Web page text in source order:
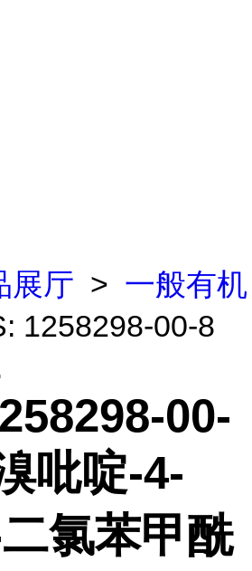
展厅 > 一般有机
1258298-00-8
00-
吡啶-4-
氯苯甲酰